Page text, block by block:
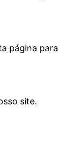
página para
site.